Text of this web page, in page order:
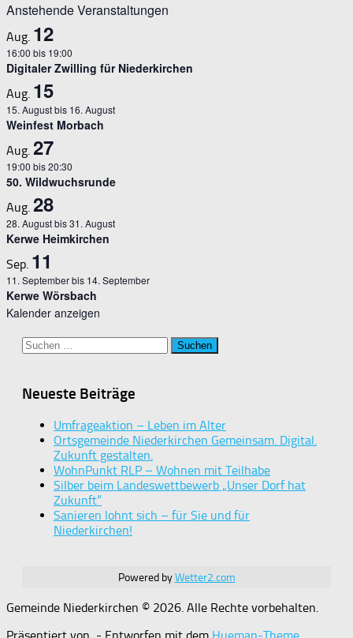
Anstehende Veranstaltungen
Aug. 12
16:00 bis 19:00
Digitaler Zwilling für Niederkirchen
Aug. 15
15. Augustbis 16. August
Weinfest Morbach
Aug. 27
19:00 bis20:30
50. Wildwuchsrunde
Aug. 28
28. Augustbis31. August
Kerwe Heimkirchen
Sep. 11
11. Septemberbis 14. September
Kerwe Wörsbach
Kalender anzeigen
Suchen
Neueste Beiträge
Umfrageaktion – Leben im Alter
Ortsgemeinde Niederkirchen Gemeinsam. Digital.
Zukunft gestalten.
WohnPunkt RLP – Wohnen mit Teilhabe
Silber beim Landeswettbewerb „Unser Dorf hat
Zukunft“
Sanieren lohnt sich – für Sie und für
Niederkirchen!
Powered byWetter2.com
Gemeinde Niederkirchen © 2026. Alle Rechte vorbehalten.